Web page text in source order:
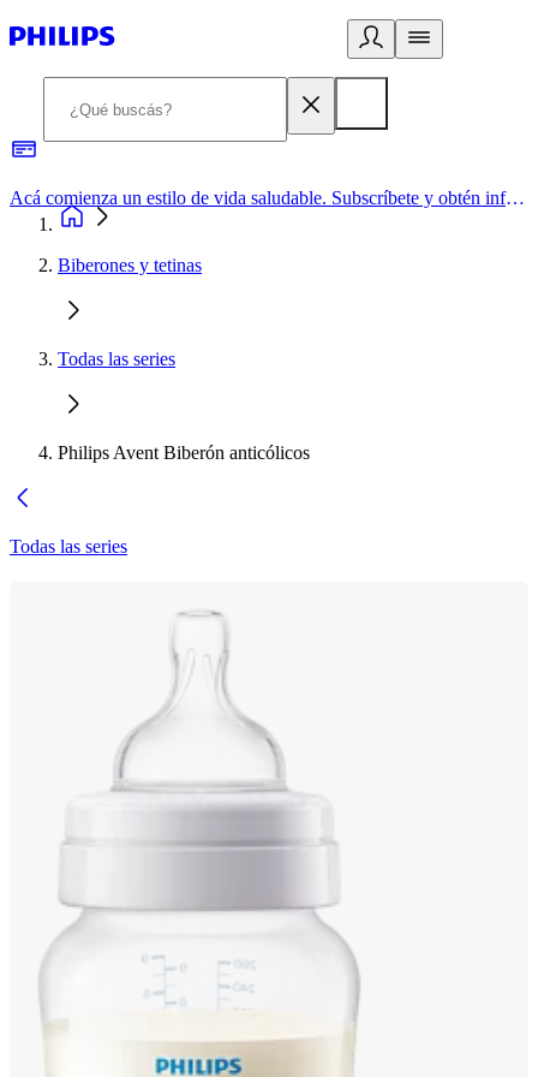
Acá comienza un estilo de vida saludable. Subscríbete y obtén información de primera mano
Biberones y tetinas
Todas las series
Philips Avent Biberón anticólicos
Todas las series